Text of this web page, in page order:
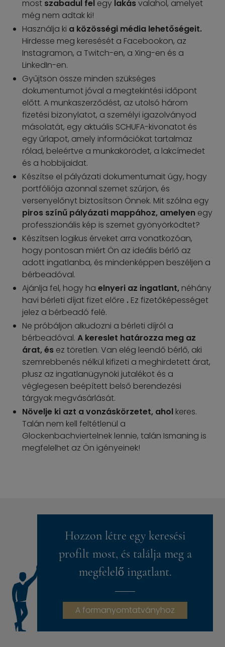
most szabadul fel egy lakásvalahol, amelyet
még nem adtak ki!
Használja ki a közösségi média lehetőségeit.
Hirdesse meg keresését a Facebookon, az
Instagramon, a Twitch-en, a Xing-en és a
LinkedIn-en.
Gyűjtsön össze minden szükséges
dokumentumot jóval a megtekintési időpont
előtt. A munkaszerződést, az utolsó három
fizetési bizonylatot, a személyi igazolványod
másolatát, egy aktuális SCHUFA-kivonatot és
egy űrlapot, amely információkat tartalmaz
rólad, beleértve a munkakörödet, a lakcímedet
és a hobbijaidat.
Készítse el pályázati dokumentumait úgy, hogy
portfóliója azonnal szemet szúrjon, és
versenyelőnyt biztosítson Önnek. Mit szólna egy
piros színű pályázati mappához, amelyen egy
professzionális kép is szemet gyönyörködtet?
Készítsen logikus érveket arra vonatkozóan,
hogy pontosan miért Ön az ideális bérlő az
adott ingatlanba, és mindenképpen beszéljen a
bérbeadóval.
Ajánlja fel, hogy ha elnyeri az ingatlant, néhány
havi bérleti díjat fizet előre . Ez fizetőképességet
jelez a bérbeadó felé.
Ne próbáljon alkudozni a bérleti díjról a
bérbeadóval. A kereslet határozza meg az
árat, és ez töretlen. Van elég leendő bérlő, aki
szemrebbenés nélkül kifizeti a meghirdetett árat,
plusz az ingatlanügynöki jutalékot és a
véglegesen beépített belső berendezési
tárgyak megvásárlását.
Növelje ki azt a vonzáskörzetet, ahol keres.
Talán nem kell feltétlenül a
Glockenbachviertelnek lennie, talán Ismaning is
megfelelhet az Ön igényeinek!
Hozzon létre egy keresési
profilt most, és találja meg a
megfelelő ingatlant.
A formanyomtatványhoz